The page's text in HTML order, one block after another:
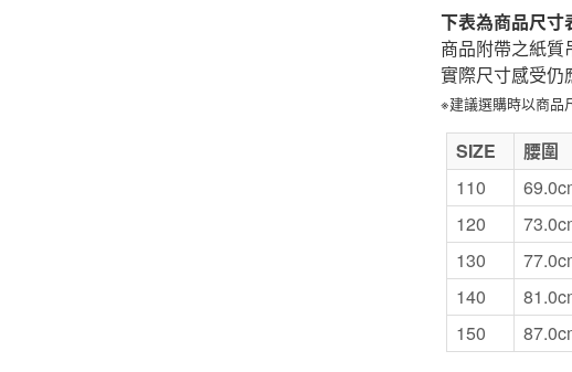
下表為商品尺寸
商品附帶之紙質
實際尺寸感受仍
※建議選購時以商品
SIZE 腰圍
110
120
130
140
150